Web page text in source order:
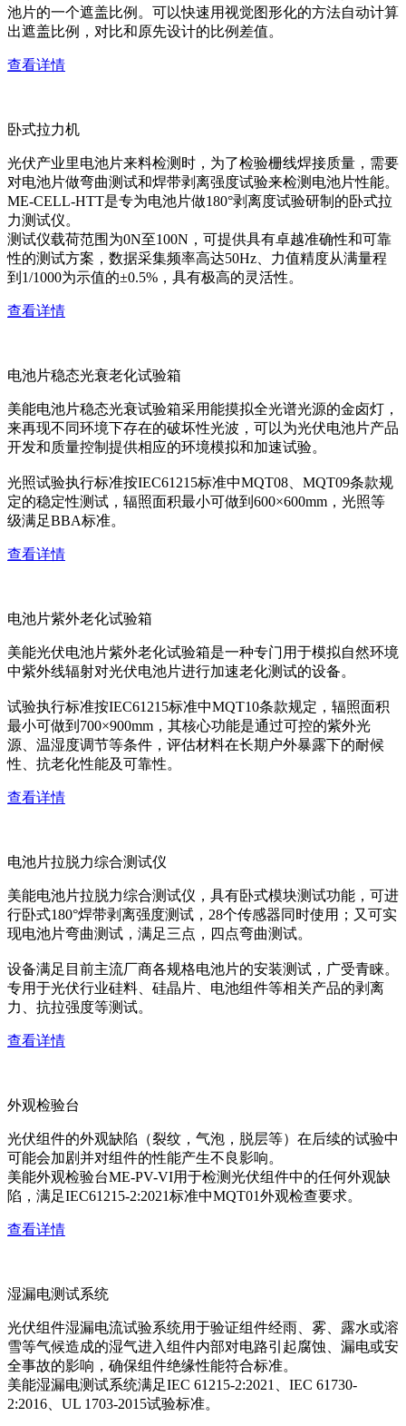
池片的一个遮盖比例。可以快速用视觉图形化的方法自动计算
出遮盖比例，对比和原先设计的比例差值。
查看详情
卧式拉力机
光伏产业里电池片来料检测时，为了检验栅线焊接质量，需要
对电池片做弯曲测试和焊带剥离强度试验来检测电池片性能。
ME-CELL-HTT是专为电池片做180°剥离度试验研制的卧式拉
力测试仪。
测试仪载荷范围为0N至100N，可提供具有卓越准确性和可靠
性的测试方案，数据采集频率高达50Hz、力值精度从满量程
到1/1000为示值的±0.5%，具有极高的灵活性。
查看详情
电池片稳态光衰老化试验箱
美能电池片稳态光衰试验箱采用能摸拟全光谱光源的金卤灯，
来再现不同环境下存在的破坏性光波，可以为光伏电池片产品
开发和质量控制提供相应的环境模拟和加速试验。
光照试验执行标准按IEC61215标准中MQT08、MQT09条款规
定的稳定性测试，辐照面积最小可做到600×600mm，光照等
级满足BBA标准。
查看详情
电池片紫外老化试验箱
美能光伏电池片紫外老化试验箱是一种专门用于模拟自然环境
中紫外线辐射对光伏电池片进行加速老化测试的设备。
试验执行标准按IEC61215标准中MQT10条款规定，辐照面积
最小可做到700×900mm，其核心功能是通过可控的紫外光
源、温湿度调节等条件，评估材料在长期户外暴露下的耐候
性、抗老化性能及可靠性。
查看详情
电池片拉脱力综合测试仪
美能电池片拉脱力综合测试仪，具有卧式模块测试功能，可进
行卧式180°焊带剥离强度测试，28个传感器同时使用；又可实
现电池片弯曲测试，满足三点，四点弯曲测试。
设备满足目前主流厂商各规格电池片的安装测试，广受青睐。
专用于光伏行业硅料、硅晶片、电池组件等相关产品的剥离
力、抗拉强度等测试。
查看详情
外观检验台
光伏组件的外观缺陷（裂纹，气泡，脱层等）在后续的试验中
可能会加剧并对组件的性能产生不良影响。
美能外观检验台ME-PV-VI用于检测光伏组件中的任何外观缺
陷，满足IEC61215-2:2021标准中MQT01外观检查要求。
查看详情
湿漏电测试系统
光伏组件湿漏电流试验系统用于验证组件经雨、雾、露水或溶
雪等气候造成的湿气进入组件内部对电路引起腐蚀、漏电或安
全事故的影响，确保组件绝缘性能符合标准。
美能湿漏电测试系统满足IEC 61215-2:2021、IEC 61730-
2:2016、UL 1703-2015试验标准。